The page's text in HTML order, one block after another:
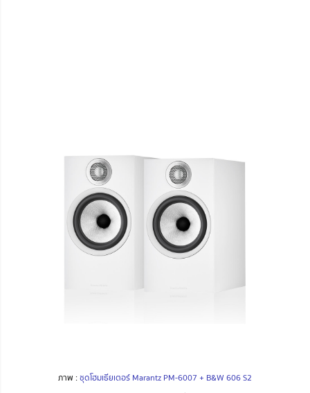
ภาพ :ชุดโฮมเธียเตอร์ Marantz PM-6007 + B&W 606 S2